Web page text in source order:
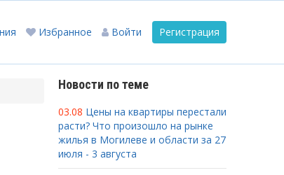
Регистрация
Войти
Избранное
Новости по теме
03.08 Цены на квартиры перестали
расти? Что произошло на рынке
жилья в Могилеве и области за 27
июля - 3 августа